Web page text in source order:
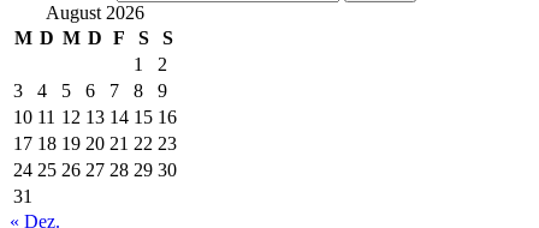
August 2026
M D M D F S
S
1
2
3
4 5 6 7 8
9
10 11 12 13 14 15 16
17 18 19 20 21 22 23
24 25 26 27 28 29 30
31
« Dez.